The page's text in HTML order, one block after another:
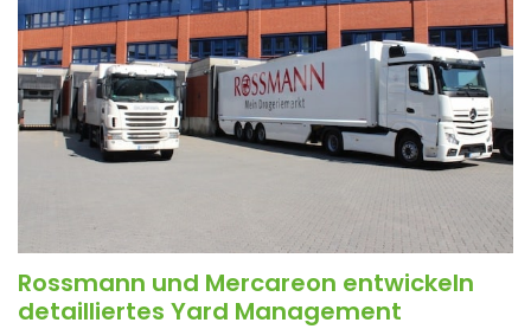
Rossmann und Mercareon entwickeln
detailliertes Yard Management